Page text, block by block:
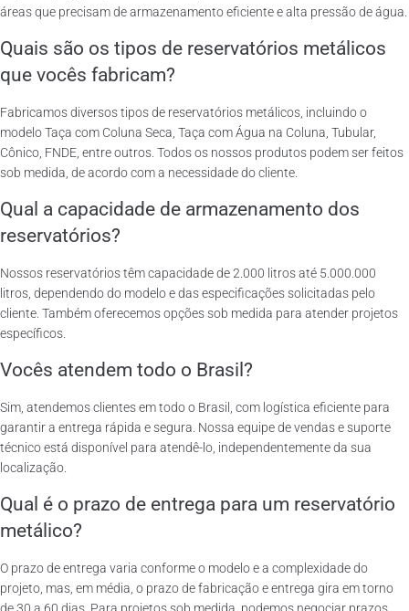
áreas que precisam de armazenamento eficiente e alta pressão de água.
Quais são os tipos de reservatórios metálicos
que vocês fabricam?
Fabricamos diversos tipos de reservatórios metálicos, incluindo o
modelo Taça com Coluna Seca, Taça com Água na Coluna, Tubular,
Cônico, FNDE, entre outros. Todos os nossos produtos podem ser feitos
sob medida, de acordo com a necessidade do cliente.
Qual a capacidade de armazenamento dos
reservatórios?
Nossos reservatórios têm capacidade de 2.000 litros até 5.000.000
litros, dependendo do modelo e das especificações solicitadas pelo
cliente. Também oferecemos opções sob medida para atender projetos
específicos.
Vocês atendem todo o Brasil?
Sim, atendemos clientes em todo o Brasil, com logística eficiente para
garantir a entrega rápida e segura. Nossa equipe de vendas e suporte
técnico está disponível para atendê-lo, independentemente da sua
localização.
Qual é o prazo de entrega para um reservatório
metálico?
O prazo de entrega varia conforme o modelo e a complexidade do
projeto, mas, em média, o prazo de fabricação e entrega gira em torno